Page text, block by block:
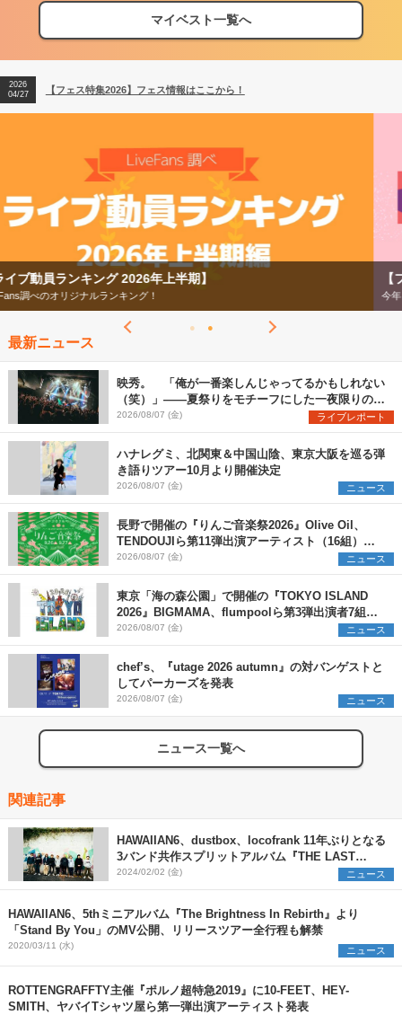
マイベスト一覧へ
【フェス特集2026】フェス情報はここから！
【ライブ動員ランキング】2026年上半期編発表！
2026
04/27
【フェス特集2026】フェス情報はここから！
2026
【フェス特集2026】
今年もフェスの季節がやってきた！
最新ニュース
映秀。 「俺が一番楽しんじゃってるかもしれない
（笑）」――夏祭りをモチーフにした一夜限りのス
ペシャルライブ『色祭』レポート
2026/08/07 (金) ライブレポート
ハナレグミ、北関東＆中国山陰、東京大阪を巡る弾
き語りツアー10月より開催決定
2026/08/07 (金) ニュース
長野で開催の『りんご音楽祭2026』Olive Oil、
TENDOUJIら第11弾出演アーティスト（16組）を
発表
2026/08/07 (金) ニュース
東京「海の森公園」で開催の『TOKYO ISLAND
2026』BIGMAMA、flumpoolら第3弾出演者7組を
発表 ワークショップ・アート出展者を募集
2026/08/07 (金) ニュース
chef’s、『utage 2026 autumn』の対バンゲストと
してパーカーズを発表
2026/08/07 (金) ニュース
ニュース一覧へ
関連記事
HAWAIIAN6、dustbox、locofrank 11年ぶりとなる
3バンド共作スプリットアルバム『THE LAST
ANTHEMS』リリース決定＆6都市7会場にてツアー
も開催
2024/02/02 (金) ニュース
HAWAIIAN6、5thミニアルバム『The Brightness In Rebirth』より
「Stand By You」のMV公開、リリースツアー全行程も解禁
2020/03/11 (水) ニュース
ROTTENGRAFFTY主催『ポルノ超特急2019』に10-FEET、HEY-
SMITH、ヤバイTシャツ屋ら第一弾出演アーティスト発表